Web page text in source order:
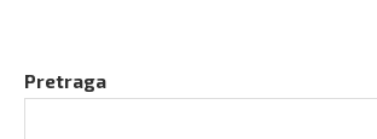
Pretraga